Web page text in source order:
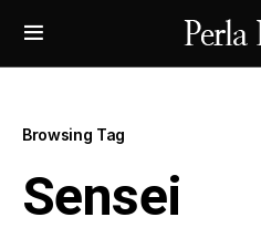
Browsing Tag
Sensei